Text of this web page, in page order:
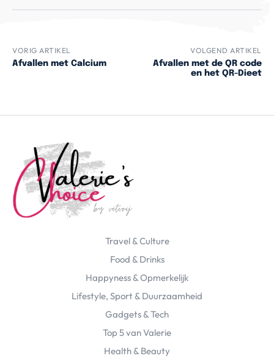
VORIG ARTIKEL
Afvallen met Calcium
VOLGEND ARTIKEL
Afvallen met de QR code
en het QR-Dieet
Travel & Culture
Food & Drinks
Happyness & Opmerkelijk
Lifestyle, Sport & Duurzaamheid
Gadgets & Tech
Top 5 van Valerie
Health & Beauty